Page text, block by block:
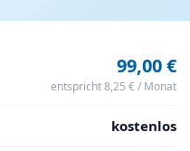
99,00 €
entspricht 8,25 € / Monat
kostenlos